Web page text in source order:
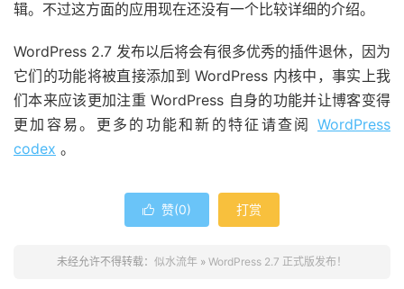
辑。不过这方面的应用现在还没有一个比较详细的介绍。
WordPress 2.7 发布以后将会有很多优秀的插件退休，因为
它们的功能将被直接添加到 WordPress 内核中，事实上我
们本来应该更加注重 WordPress 自身的功能并让博客变得
更加容易。更多的功能和新的特征请查阅 WordPress
codex 。
 赞(0) 打赏
未经允许不得转载： 似水流年 » WordPress 2.7 正式版发布！